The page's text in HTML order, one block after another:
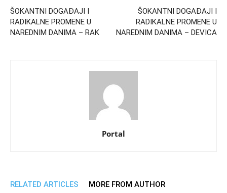
ŠOKANTNI DOGAĐAJI I
RADIKALNE PROMENE U
NAREDNIM DANIMA – RAK
ŠOKANTNI DOGAĐAJI I
RADIKALNE PROMENE U
NAREDNIM DANIMA – DEVICA
Portal
RELATED ARTICLES MORE FROM AUTHOR